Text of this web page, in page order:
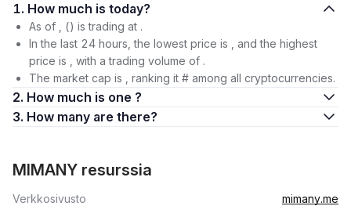
1. How much is today?
As of , () is trading at .
In the last 24 hours, the lowest price is , and the highest
price is , with a trading volume of .
The market cap is , ranking it # among all cryptocurrencies.
2. How much is one ?
3. How many are there?
MIMANY resurssia
Verkkosivusto
mimany.me